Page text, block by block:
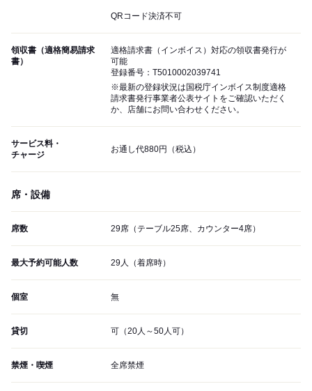
QRコード決済不可
領収書（適格簡易請求
書）
適格請求書（インボイス）対応の領収書発行が
可能
登録番号：T5010002039741
※最新の登録状況は国税庁インボイス制度適格
請求書発行事業者公表サイトをご確認いただく
か、店舗にお問い合わせください。
サービス料・
チャージ
お通し代880円（税込）
席・設備
席数 29席（テーブル25席、カウンター4席）
最大予約可能人数 29人（着席時）
個室 無
貸切 可（20人～50人可）
禁煙・喫煙 全席禁煙